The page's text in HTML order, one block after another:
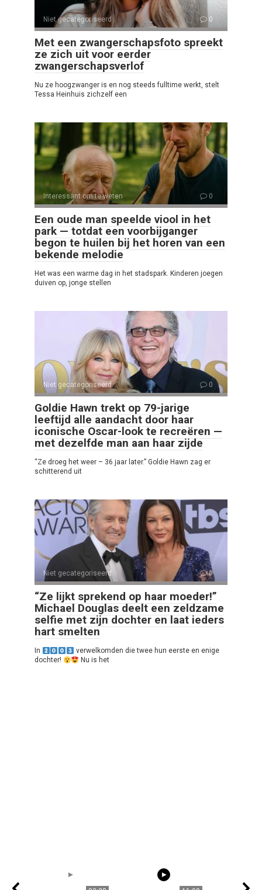
Niet gecategoriseerd 0
Met een zwangerschapsfoto spreekt
ze zich uit voor eerder
zwangerschapsverlof
Nu ze hoogzwanger is en nog steeds fulltime werkt, stelt
Tessa Heinhuis zichzelf een
Interessant om te weten 0
Een oude man speelde viool in het
park — totdat een voorbijganger
begon te huilen bij het horen van een
bekende melodie
Het was een warme dag in het stadspark. Kinderen joegen
duiven op, jonge stellen
Niet gecategoriseerd 0
Goldie Hawn trekt op 79-jarige
leeftijd alle aandacht door haar
iconische Oscar-look te recreëren —
met dezelfde man aan haar zijde
“Ze droeg het weer – 36 jaar later.” Goldie Hawn zag er
schitterend uit
Niet gecategoriseerd 0
“Ze lijkt sprekend op haar moeder!”
Michael Douglas deelt een zeldzame
selfie met zijn dochter en laat ieders
hart smelten
In
verwelkomden die twee hun eerste en enige
dochter!
Nu is het